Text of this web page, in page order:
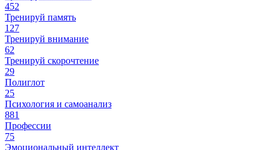
452
Тренируй память
127
Тренируй внимание
62
Тренируй скорочтение
29
Полиглот
25
Психология и самоанализ
881
Профессии
75
Эмоциональный интеллект